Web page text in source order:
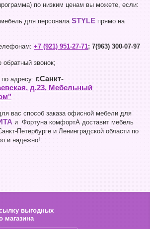
по низким ценам вы можете, если:
для персонала STYLE прямо на
+7 (921) 951-27-71; 7(963) 300-07-97
звонок;
адресу: г.Санкт-
д.23, Мебельный
вас способ заказа офисной мебели для
и Фортуна комфортА доставит мебель
Петербурге и Ленинградской области по
и надежно!
выгодных
магазина